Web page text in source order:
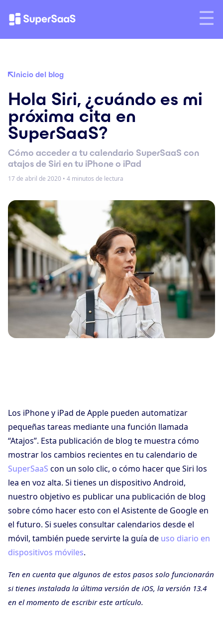
Inicio del blog
Hola Siri, ¿cuándo es mi
próxima cita en
SuperSaaS?
Cómo acceder a tu calendario SuperSaaS con
atajos de Siri en tu iPhone o iPad
17 de abril de 2020 • 4 minutos de lectura
Los iPhone y iPad de Apple pueden automatizar
pequeñas tareas mediante una función llamada
“Atajos”. Esta publicación de blog te muestra cómo
mostrar los cambios recientes en tu calendario de
SuperSaaS con un solo clic, o cómo hacer que Siri los
lea en voz alta. Si tienes un dispositivo Android,
nuestro objetivo es publicar una publicación de blog
sobre cómo hacer esto con el Asistente de Google en
el futuro. Si sueles consultar calendarios desde el
móvil, también puede servirte la guía de uso diario en
dispositivos móviles.
Ten en cuenta que algunos de estos pasos solo funcionarán
si tienes instalada la última versión de iOS, la versión 13.4
en el momento de escribir este artículo.